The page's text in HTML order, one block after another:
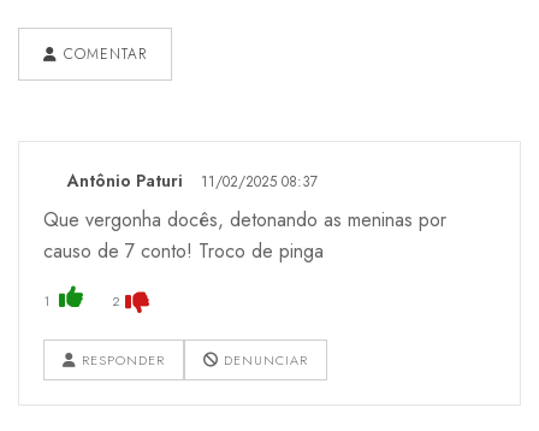
COMENTAR
Antônio Paturi 11/02/2025 08:37
Que vergonha docês, detonando as meninas por
causo de 7 conto! Troco de pinga
1 2
RESPONDER DENUNCIAR